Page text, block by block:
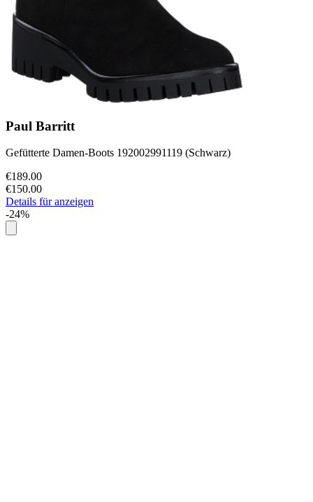
Paul Barritt
Gefütterte Damen-Boots 192002991119 (Schwarz)
€189.00
€150.00
Details für anzeigen
-24%